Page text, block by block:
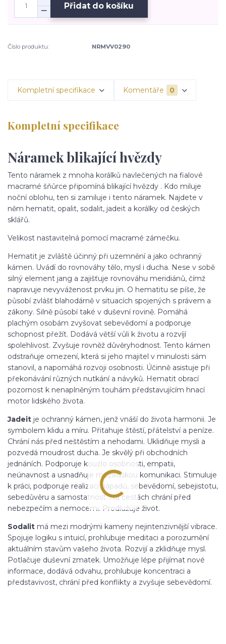
Přidat do košíku
Číslo produktu: NRMVV0290
Kompletní specifikace Komentáře 0
Kompletní specifikace
Náramek blikající hvězdy
Tento náramek z mnoha korálků navlečených na fialové
macramé šňůrce připomíná blikající hvězdy . Kdo miluje
noční oblohu, ten si zamiluje i tento náramek. Najdete v
něm hematit, opalit, sodalit, jadeit a korálky od českých
sklářů.
Velikost nastavitelná pomocí macramé zámečku.
Hematit je zvláště účinný při uzemnění a jako ochranný
kámen. Uvádí do rovnováhy tělo, mysl i ducha. Nese v sobě
silný element jang a zajišťuje rovnováhu meridiánů, čímž
napravuje nevyváženost prvku jin. O hematitu se píše, že
působí zvlášť blahodárně v situacích spojených s právem a
zákony. Silně působí také v duševní rovině. Pomáhá
plachým osobám zvyšovat sebevědomí a podporuje
schopnost přežít. Dodává větší vůli k životu a rozvíjí
spolehlivost. Zvyšuje rovněž důvěryhodnost. Tento kámen
odstraňuje omezení, která si jeho majitel v minulosti sám
stanovil, a napomáhá rozvoji osobnosti. Účinně asistuje při
překonávání různých nutkání a návyků. Hematit obrací
pozornost k nenaplněným touhám představujícím hnací
motor lidského života.
Jadeit je ochranný kámen, jenž vnáší do života harmonii. Je
symbolem klidu a míru. Přitahuje štěstí, přátelství a peníze.
Chrání nás před neštěstím a nehodami. Uklidňuje mysli a
pozvedá moudrost ducha. Je skvělý při obchodních
jednáních. Podporuje kouzlo osobnosti, empatii,
neúnavnost a usnadňuje mezilidskou komunikaci. Stimuluje
k práci, podporuje realizaci nápadů, sebevědomí, sebejistotu,
sebedůvěru a samostatnost. Na cestách chrání před
nebezpečím a nemocemi. Prodlužuje život.
Sodalit má mezi modrými kameny nejintenzivnější vibrace.
Spojuje logiku s intuicí, prohlubuje meditaci a porozumění
aktuálním stavům vašeho života. Rozvijí a zklidňuje mysl.
Potlačuje duševní zmatek. Umožňuje lépe přijímat nové
informace, dodává odvahu, prohlubuje koncentraci a
představivost, chrání před konflikty a zvyšuje sebevědomí.